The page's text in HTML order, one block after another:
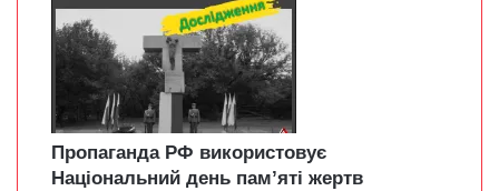
Пропаганда РФ використовує
Національний день пам’яті жертв